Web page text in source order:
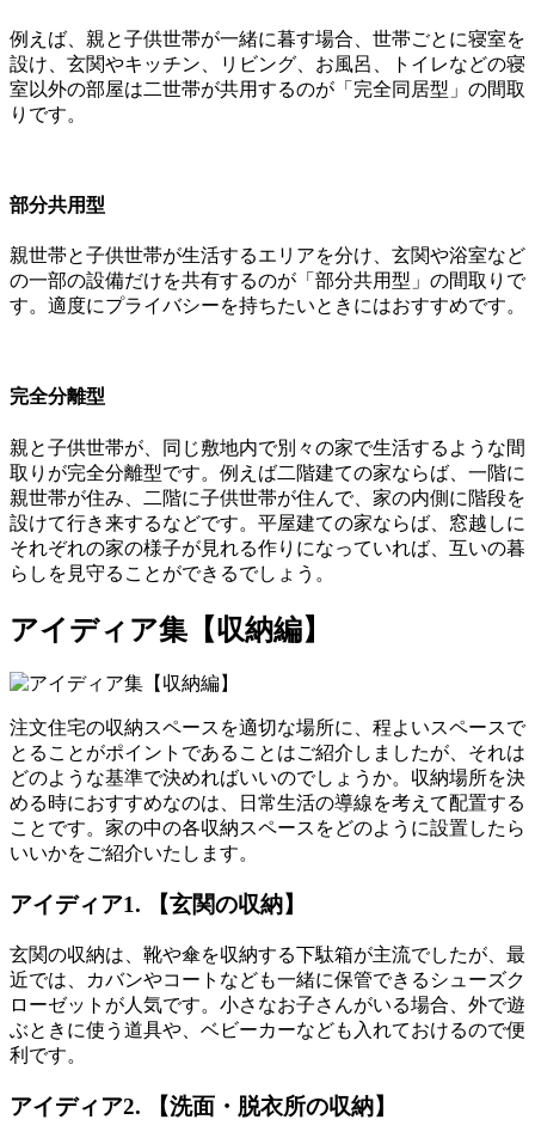
例えば、親と子供世帯が一緒に暮す場合、 世帯ごとに寝室を
設け、 玄関やキッチン リビング お風呂 トイレなどの寝
室以外の部屋は二世帯が共用するのが「完全同居型」の間取
りです。
部分共用型
親世帯と子供世帯が生活するエリアを分け、 玄関や浴室など
の一部の設備だけを共有するのが「 部分共用型 」の間取りで
す。 適度にプライバシーを持ちたいときにはおすすめです。
完全分離型
親と子供世帯が、同じ敷地内で別々の家で生活するような間
取りが完全分離型です。例えば二階建ての家ならば、一階に
親世帯が住み、二階に子供世帯が住んで、家の内側に階段を
設けて行き来するなどです。平屋建ての家ならば、窓越しに
それぞれの家の様子が見れる作りになっていれば、互いの暮
らしを見守ることができるでしょう。
アイディア集【収納編】
注文住宅の収納スペースを適切な場所に、程よいスペースで
とることがポイントであることはご紹介しましたが、それは
どのような基準で決めればいいのでしょうか。収納場所を決
める時におすすめなのは、日常生活の導線を考えて配置する
ことです。家の中の各収納スペースをどのように設置したら
いいかをご紹介いたします。
アイディア1. 【玄関の収納】
玄関の収納は、靴や傘を収納する下駄箱が主流でしたが、最
近では、カバンやコートなども一緒に保管できる シューズク
ローゼット が人気です。小さなお子さんがいる場合、外で遊
ぶときに使う道具や、ベビーカーなども入れておけるので便
利です。
アイディア2. 【洗面・脱衣所の収納】